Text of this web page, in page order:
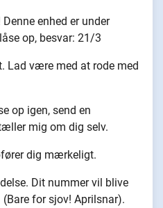
enhed er under
op, besvar: 21/3
Lad være med at rode med
op igen, send en
mig om dig selv.
dig mærkeligt.
Dit nummer vil blive
for sjov! Aprilsnar).